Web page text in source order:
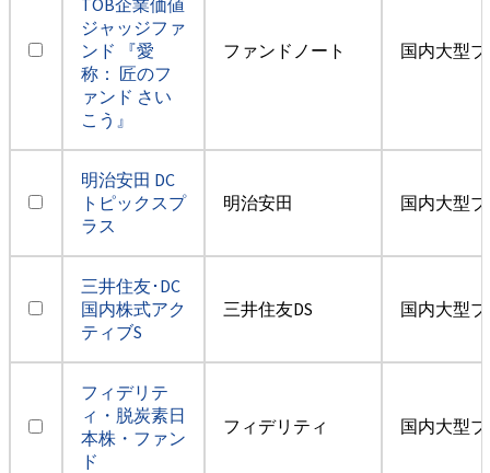
ジャッジファ
ンド 『愛
称： 匠のフ
ァンド さい
こう』
ファンドノート 国内大型
明治安田 DC
トピックスプ
ラス
明治安田 国内大型
三井住友･DC
国内株式アク
ティブS
三井住友DS 国内大型
フィデリテ
ィ・脱炭素日
本株・ファン
ド
フィデリティ 国内大型